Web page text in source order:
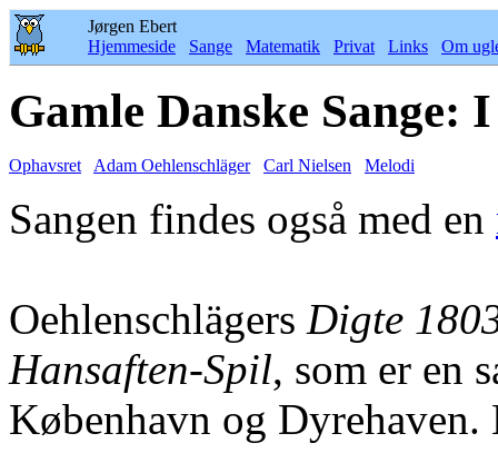
Jørgen Ebert
Hjemmeside
Sange Matematik Privat Links Om
Gamle Danske Sange:
Ophavsret Adam Oehlenschläger Carl Nielsen Melodi
Sangen findes også med en
Oehlenschlägers Digte
Hansaften-Spil, som er en
København og